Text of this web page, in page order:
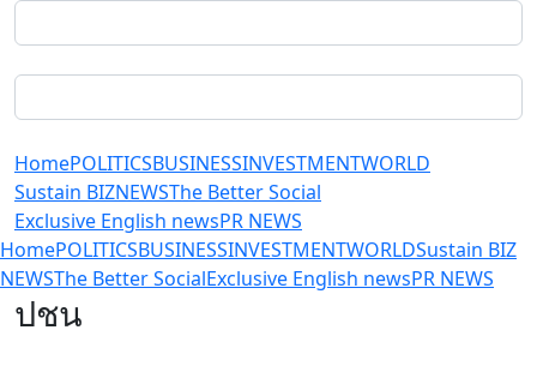
HomePOLITICSBUSINESSINVESTMENTWORLD
Sustain BIZNEWSThe Better Social
Exclusive English newsPR NEWS
HomePOLITICSBUSINESSINVESTMENTWORLDSustain BIZ
NEWSThe Better SocialExclusive English newsPR NEWS
ปชน